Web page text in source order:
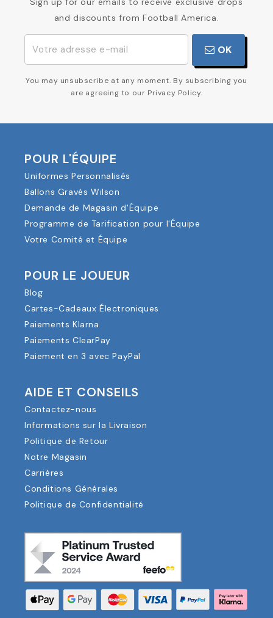
and discounts from Football America.
OK
You may unsubscribe at any moment. By subscribing you
are agreeing to our Privacy Policy.
POUR L'ÉQUIPE
Uniformes Personnalisés
Ballons Gravés Wilson
Demande de Magasin d'Équipe
Programme de Tarification pour l'Équipe
Votre Comité et Équipe
POUR LE JOUEUR
Blog
Cartes-Cadeaux Électroniques
Paiements Klarna
Paiements ClearPay
Paiement en 3 avec PayPal
AIDE ET CONSEILS
Contactez-nous
Informations sur la Livraison
Politique de Retour
Notre Magasin
Carrières
Conditions Générales
Politique de Confidentialité